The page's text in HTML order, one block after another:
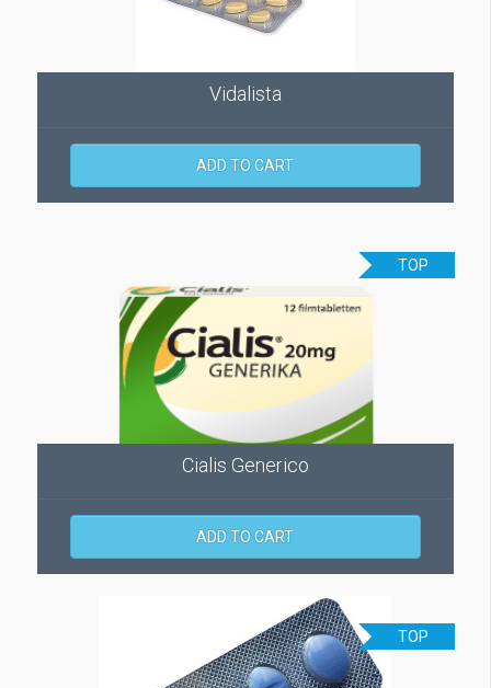
Vidalista
ADD TO CART
TOP
Cialis Generico
ADD TO CART
TOP